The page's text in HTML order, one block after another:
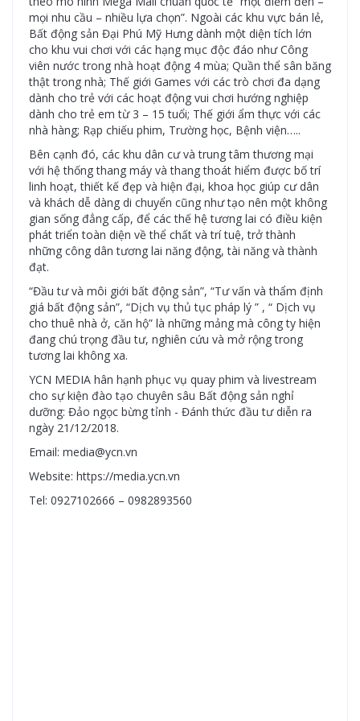
mọi nhu cầu – nhiều lựa chọn”. Ngoài các khu vực bán lẻ,
Bất động sản Đại Phú Mỹ Hưng dành một diện tích lớn
cho khu vui chơi với các hạng mục độc đáo như Công
viên nước trong nhà hoạt động 4 mùa; Quần thể sân băng
thật trong nhà; Thế giới Games với các trò chơi đa dạng
dành cho trẻ với các hoạt động vui chơi hướng nghiệp
dành cho trẻ em từ 3 – 15 tuổi; Thế giới ẩm thực với các
nhà hàng; Rạp chiếu phim, Trường học, Bệnh viện…..
Bên cạnh đó, các khu dân cư và trung tâm thương mại
với hệ thống thang máy và thang thoát hiểm được bố trí
linh hoạt, thiết kế đẹp và hiện đại, khoa học giúp cư dân
và khách dễ dàng di chuyển cũng như tạo nên một không
gian sống đẳng cấp, để các thế hệ tương lai có điều kiện
phát triển toàn diện về thể chất và trí tuệ, trở thành
những công dân tương lai năng động, tài năng và thành
đạt.
“Đầu tư và môi giới bất động sản”, “Tư vấn và thẩm định
giá bất động sản”, “Dịch vụ thủ tục pháp lý ” , “ Dịch vụ
cho thuê nhà ở, căn hộ” là những mảng mà công ty hiện
đang chú trọng đầu tư, nghiên cứu và mở rộng trong
tương lai không xa.
YCN MEDIA hân hạnh phục vụ quay phim và livestream
cho sự kiện đào tạo chuyên sâu Bất động sản nghỉ
dưỡng: Đảo ngọc bừng tỉnh - Đánh thức đầu tư diễn ra
ngày 21/12/2018.
Email: media@ycn.vn
Website: https://media.ycn.vn
Tel: 0927102666 – 0982893560